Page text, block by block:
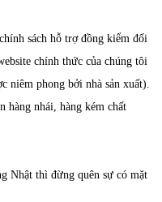
sách hỗ trợ đồng kiểm đối
chính thức của chúng tôi
niêm phong bởi nhà sản xuất).
hàng nhái, hàng kém chất
Nhật thì đừng quên sự có mặt